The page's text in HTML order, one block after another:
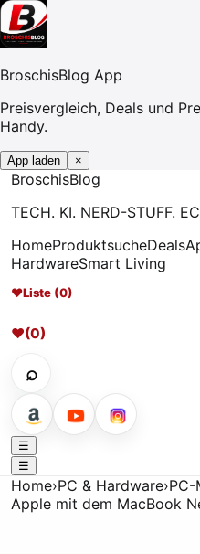
BroschisBlog App
Preisvergleich, Deals und
Handy.
App laden ×
BroschisBlog
TECH. KI. NERD-STUFF.
HomeProduktsucheDeals
HardwareSmart Living
♥Liste (0)
♥(0)
⌕
☰
☰
Home›PC & Hardware›PC-
Apple mit dem MacBook